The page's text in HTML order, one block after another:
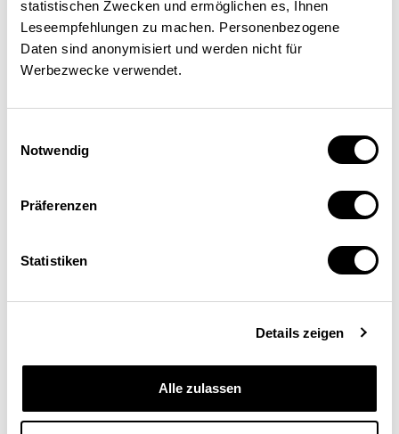
statistischen Zwecken und ermöglichen es, Ihnen
Leseempfehlungen zu machen. Personenbezogene
Daten sind anonymisiert und werden nicht für
Werbezwecke verwendet.
Notwendig
Präferenzen
Statistiken
Details zeigen
Alle zulassen
Ronal Gainza
Ökonom, Programmverantwortlicher im Bereich
Volkswirtschaft, Umweltprogramm der Vereinten
Schweizerische
Eidgenossenschaft